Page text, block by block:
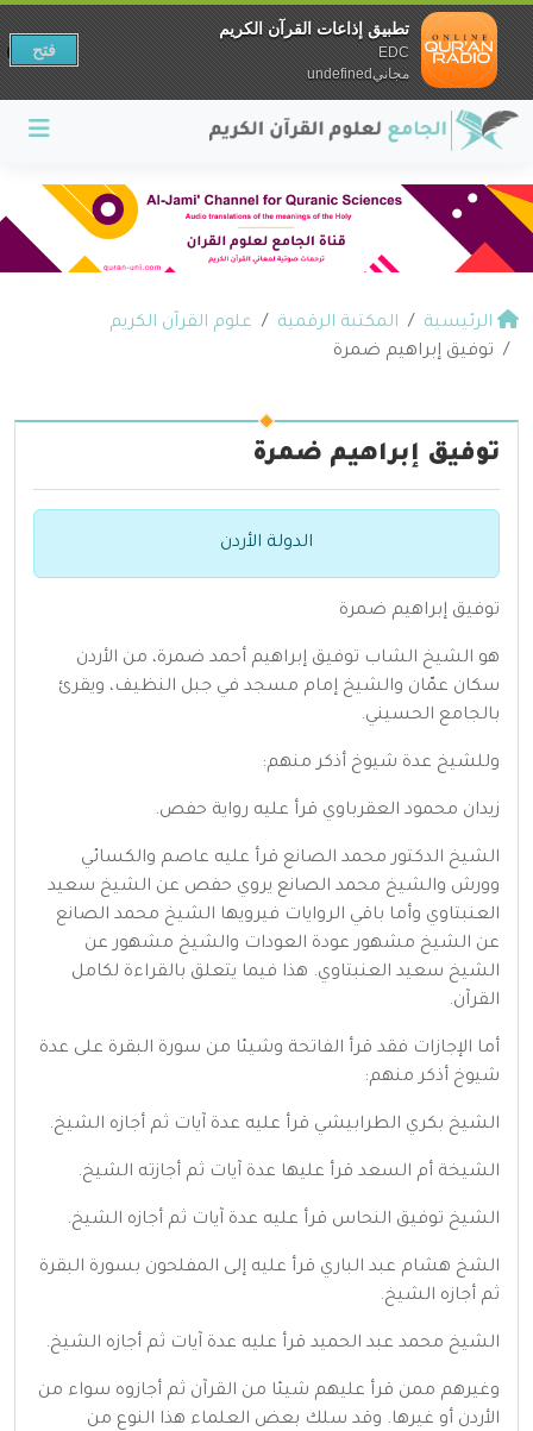
الرئيسية المكتبة الرقمية
علوم القرآن الكريم
توفيق إبراهيم ضمرة
توفيق إبراهيم ضمرة
الدولة الأردن
توفيق إبراهيم ضمرة
هو الشيخ الشاب توفيق إبراهيم أحمد ضمرة، من الأردن
سكان عمّان والشيخ إمام مسجد في جبل النظيف، ويقرئ
بالجامع الحسيني.
وللشيخ عدة شيوخ أذكر منهم:
زيدان محمود العقرباوي قرأ عليه رواية حفص.
الشيخ الدكتور محمد الصانع قرأ عليه عاصم والكسائي
وورش والشيخ محمد الصانع يروي حفص عن الشيخ سعيد
العنبتاوي وأما باقي الروايات فيرويها الشيخ محمد الصانع
عن الشيخ مشهور عودة العودات والشيخ مشهور عن
الشيخ سعيد العنبتاوي. هذا فيما يتعلق بالقراءة لكامل
القرآن.
أما الإجازات فقد قرأ الفاتحة وشيئا من سورة البقرة على عدة
شيوخ أذكر منهم:
الشيخ بكري الطرابيشي قرأ عليه عدة آيات ثم أجازه الشيخ.
الشيخة أم السعد قرأ عليها عدة آيات ثم أجازته الشيخ.
الشيخ توفيق النحاس قرأ عليه عدة آيات ثم أجازه الشيخ.
الشخ هشام عبد الباري قرأ عليه إلى المفلحون بسورة البقرة
ثم أجازه الشيخ.
الشيخ محمد عبد الحميد قرأ عليه عدة آيات ثم أجازه الشيخ.
وغيرهم ممن قرأ عليهم شيئا من القرآن ثم أجازوه سواء من
الأردن أو غيرها. وقد سلك بعض العلماء هذا النوع من
تطبيق إذاعات القرآن الكريم
EDC
مجانيundefined
فتح